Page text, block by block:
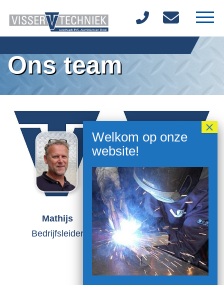
Over ons
Materialen
Diensten
Producten
Vacatures
Contact
Ons team
Mathijs
Bedrijfsleider
Martijn
Constructiebankwerker
Staal